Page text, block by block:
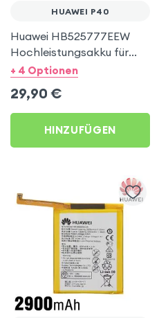
HUAWEI P40
Huawei HB525777EEW
Hochleistungsakku für
Huawei P40, 3800mAh
+ 4 Optionen
29,90 €
HINZUFÜGEN